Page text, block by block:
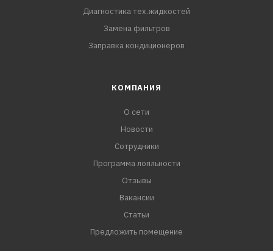
Диагностика тех.жидкостей
Замена фильтров
Заправка кондиционеров
КОМПАНИЯ
О сети
Новости
Сотрудники
Программа лояльности
Отзывы
Вакансии
Статьи
Предложить помещение